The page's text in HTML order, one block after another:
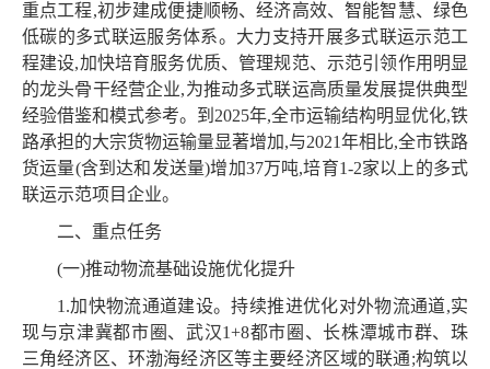
重点工程,初步建成便捷顺畅、经济高效、智能智慧、绿色
低碳的多式联运服务体系。大力支持开展多式联运示范工
程建设,加快培育服务优质、管理规范、示范引领作用明显
的龙头骨干经营企业,为推动多式联运高质量发展提供典型
经验借鉴和模式参考。到2025年,全市运输结构明显优化,铁
路承担的大宗货物运输量显著增加,与2021年相比,全市铁路
货运量(含到达和发送量)增加37万吨,培育1-2家以上的多式
联运示范项目企业。
二、重点任务
(一)推动物流基础设施优化提升
1.加快物流通道建设。持续推进优化对外物流通道,实
现与京津冀都市圈、武汉1+8都市圈、长株潭城市群、珠
三角经济区、环渤海经济区等主要经济区域的联通;构筑以